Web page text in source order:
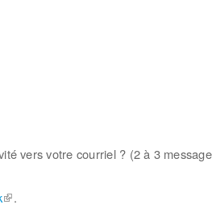
vers votre courriel ? (2 à 3
(le lien est externe)
.